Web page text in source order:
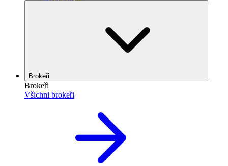
Brokeři
Brokeři
Všichni brokeři